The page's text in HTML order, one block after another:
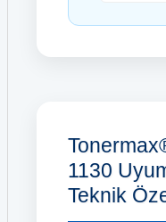
1130
Teknik